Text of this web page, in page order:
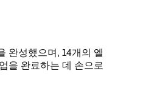
완성했으며, 14개의 엘
을 완료하는 데 손으로